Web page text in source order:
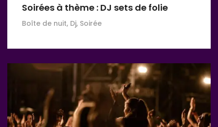
Soirées à thème : DJ sets de folie
Boîte de nuit, Dj, Soirée